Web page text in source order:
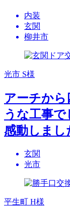
内装
玄関
柳井市
光市 S様
アーチか
うな工事
感動しまし
玄関
光市
平生町 H様